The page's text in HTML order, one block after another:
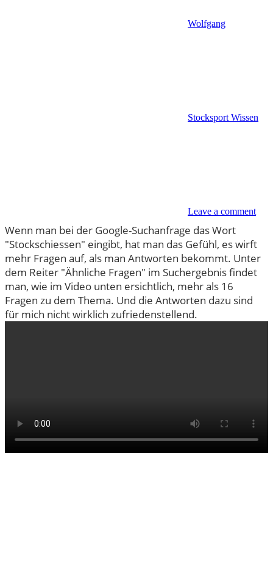
Wolfgang
Stocksport Wissen
Leave a comment
Wenn man bei der Google-Suchanfrage das Wort
"Stockschiessen" eingibt, hat man das Gefühl, es wirft
mehr Fragen auf, als man Antworten bekommt. Unter
dem Reiter "Ähnliche Fragen" im Suchergebnis findet
man, wie im Video unten ersichtlich, mehr als 16
Fragen zu dem Thema. Und die Antworten dazu sind
für mich nicht wirklich zufriedenstellend.